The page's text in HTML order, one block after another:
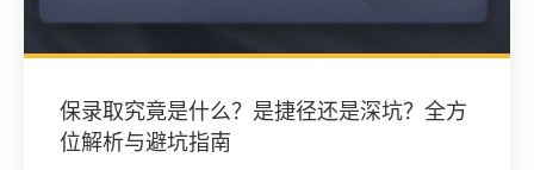
保录取究竟是什么？是捷径还是深坑？全方
位解析与避坑指南